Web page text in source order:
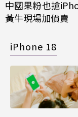
中國果粉也搶
黃牛現場加價賣
iPhone 18